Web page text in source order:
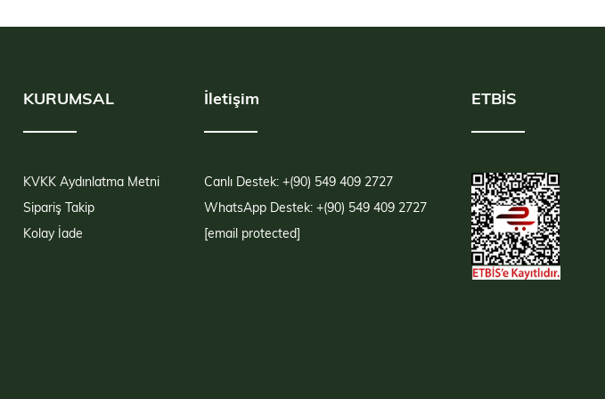
KURUMSAL
KVKK Aydınlatma Metni
Sipariş Takip
Kolay İade
İletişim
Canlı Destek: +(90) 549 409 2727
WhatsApp Destek: +(90) 549 409 2727
[email protected]
ETBİS